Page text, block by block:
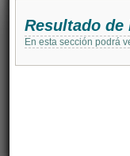
Resultado de
En esta sección podrá